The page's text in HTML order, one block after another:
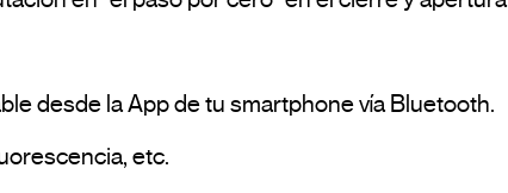
desde la App de tu smartphone vía Bluetooth.
etc.